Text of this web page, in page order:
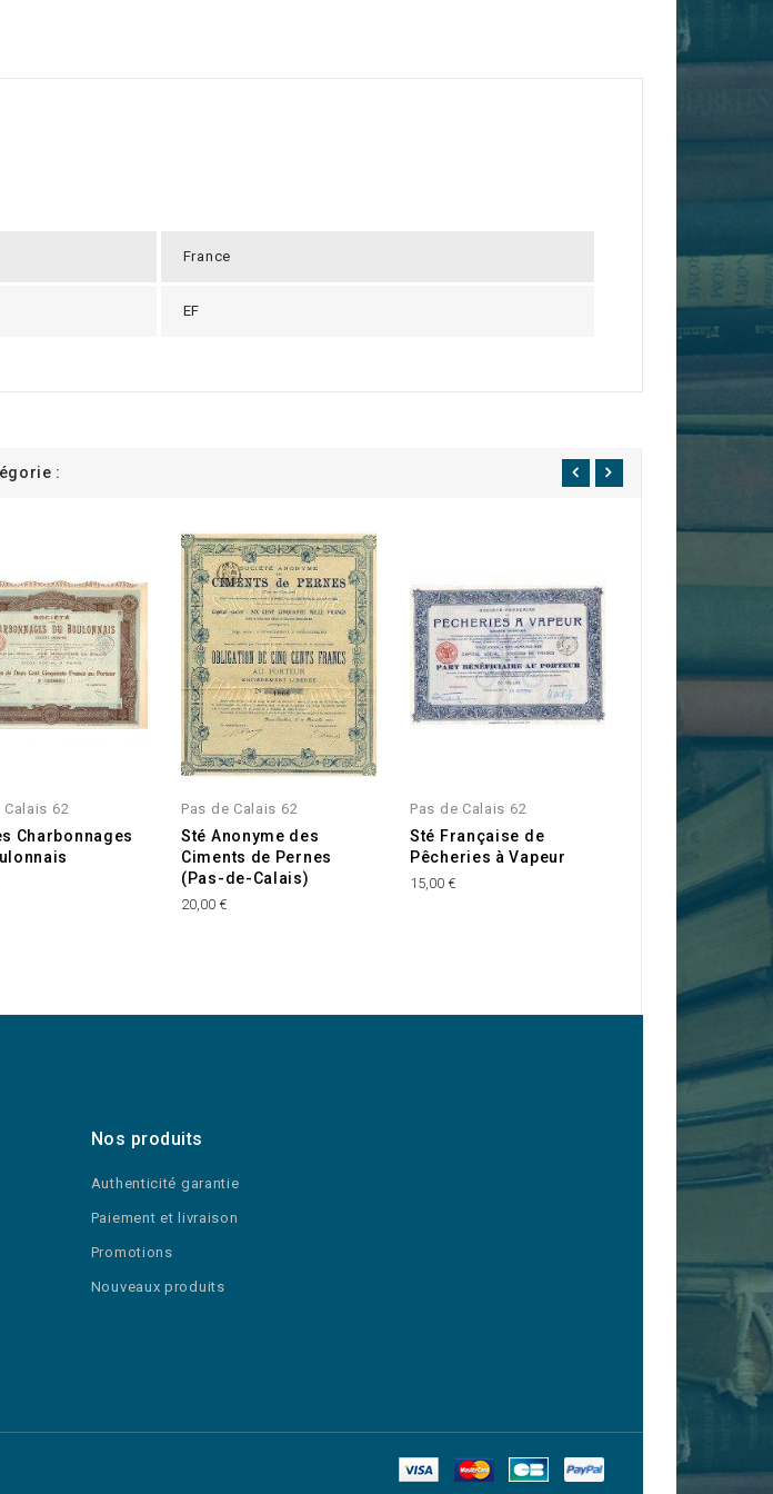
France
EF
:
Calais 62
Charbonnages
Pas de Calais 62
Sté Anonyme des
Ciments de Pernes
(Pas-de-Calais)
20,00 €
Pas de Calais 62
Sté Française de
Pêcheries à Vapeur
15,00 €
Pas de Calais 62
Houille de
(Pas-de-Calais)
Nos produits
Authenticité garantie
Paiement et livraison
Promotions
Nouveaux produits